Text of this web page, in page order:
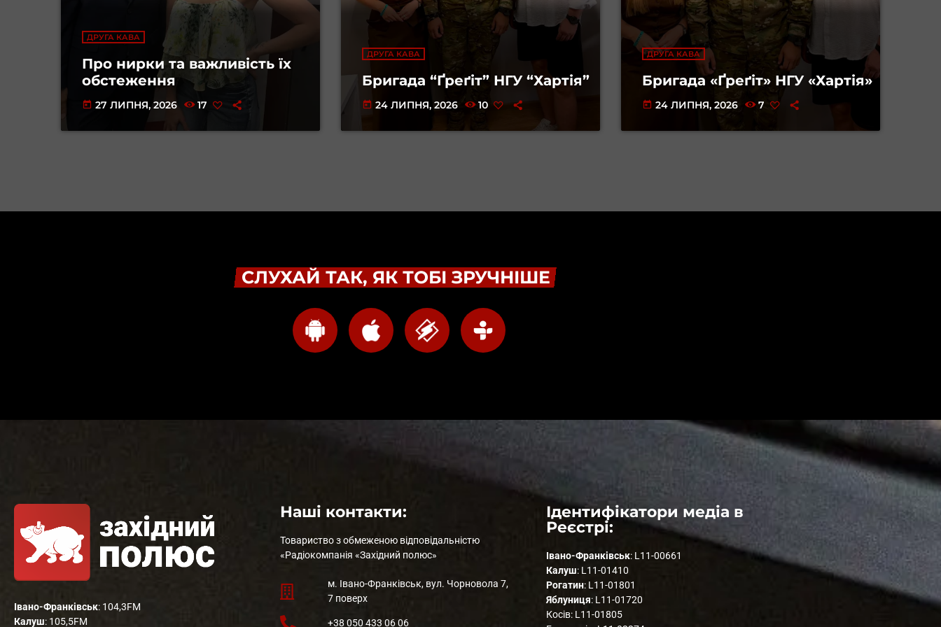
ДРУГА КАВА
Про нирки та важливість їх
обстеження
today 27 ЛИПНЯ, 2026 17
ДРУГА КАВА
Бригада “Ґреґіт” НГУ “Хартія”
today 24 ЛИПНЯ, 2026 10
ДРУГА КАВА
Бригада «Ґреґіт» НГУ «Хартія»
today 24 ЛИПНЯ, 2026 7
СЛУХАЙ ТАК, ЯК ТОБІ ЗРУЧНІШЕ
Івано-Франківськ: 104,3FM
Калуш: 105,5FM
Наші контакти:
Товариство з обмеженою відповідальністю
«Радіокомпанія «Західний полюс»
м. Івано-Франківськ, вул. Чорновола 7,
7 поверх
+38 050 433 06 06
Ідентифікатори медіа в
Реєстрі:
Івано-Франківськ: L11-00661
Калуш: L11-01410
Рогатин: L11-01801
Яблуниця: L11-01720
Косів: L11-01805